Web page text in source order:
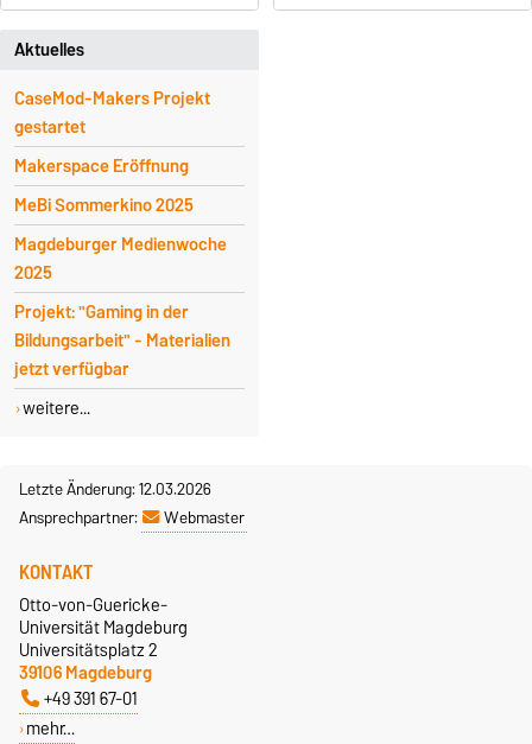
Aktuelles
CaseMod-Makers Projekt
gestartet
Makerspace Eröffnung
MeBi Sommerkino 2025
Magdeburger Medienwoche
2025
Projekt: "Gaming in der
Bildungsarbeit" - Materialien
jetzt verfügbar
weitere...
Letzte Änderung: 12.03.2026
Ansprechpartner:
Webmaster
KONTAKT
Otto-von-Guericke-
Universität Magdeburg
Universitätsplatz 2
39106 Magdeburg
+49 391 67-01
mehr…